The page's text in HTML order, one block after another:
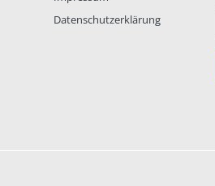
Datenschutzerklärung